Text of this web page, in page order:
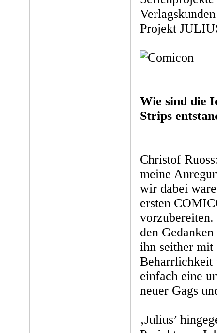
Projekt
Wie sind die
Strips
Christof
meine
wir dabei
ersten
den
ihn seither mit
Beharrlichkeit
einfach eine
neuer Gags
‚Julius’